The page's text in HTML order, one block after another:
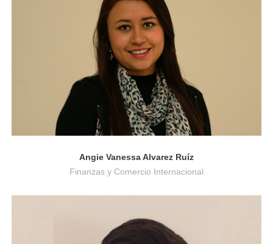
Finanzas y Comercio Internacional
Angie Vanessa Alvarez Ruíz
Finanzas y Comercio Internacional